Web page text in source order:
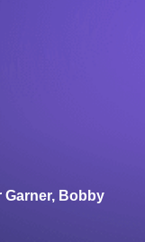
Garner, Bobby